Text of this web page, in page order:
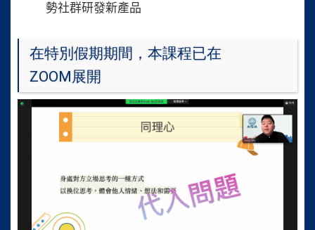
勢社群研發新產品
在特別假期期間，本課程已在
ZOOM展開